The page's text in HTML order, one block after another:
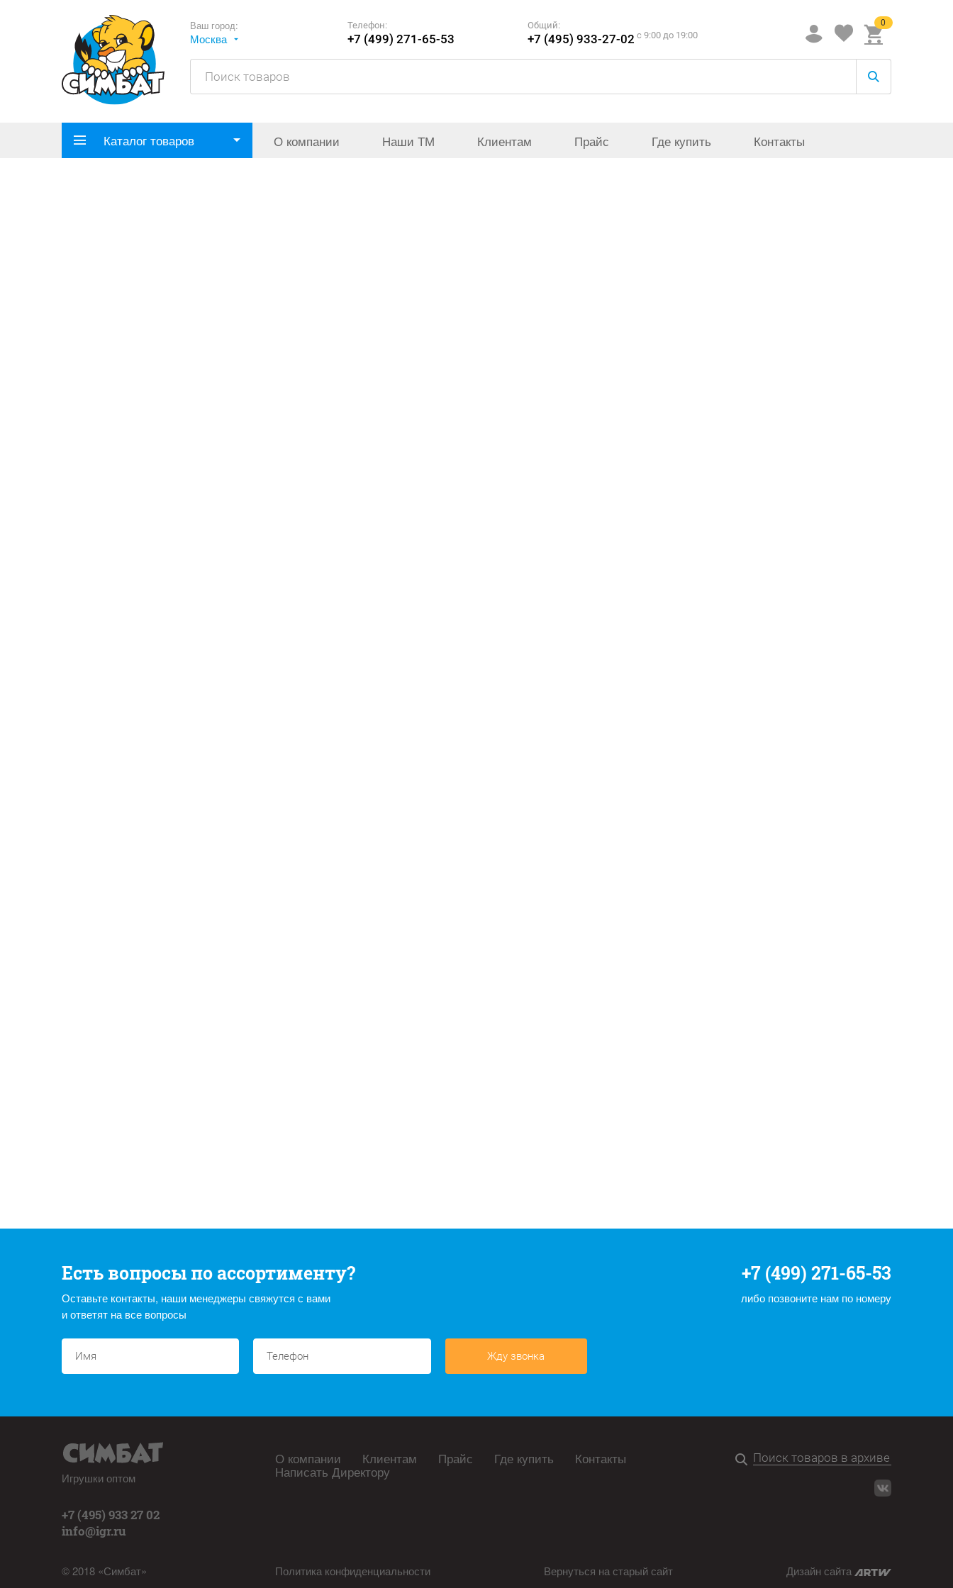
Ваш город:
Москва
Телефон:
+7 (499) 271-65-53
Общий:
+7 (495) 933-27-02 c 9:00 до 19:00
0
Каталог товаров О компании Наши ТМ Клиентам Прайс Где купить Контакты
Есть вопросы по ассортименту?
Оставьте контакты, наши менеджеры свяжутся с вами
и ответят на все вопросы
+7 (499) 271-65-53
либо позвоните нам по номеру
Жду звонка
Игрушки оптом
+7 (495) 933 27 02
info@igr.ru
© 2018 «Симбат»
О компании Клиентам Прайс Где купить Контакты
Написать Директору
Политика конфиденциальности Вернуться на старый сайт Дизайн сайта